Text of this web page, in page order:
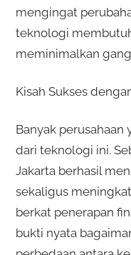
mengingat
teknologi
meminimalkan
Kisah Sukses
Banyak perusahaan
dari teknologi ini.
Jakarta berhasil
sekaligus
berkat penerapan
bukti nyata